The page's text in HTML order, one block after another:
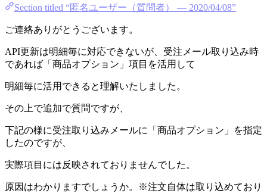
Section titled “匿名ユーザー（質問者） — 2020/04/08”
ご連絡ありがとうございます。
API更新は明細毎に対応できないが、受注メール取り込み時
であれば「商品オプション」項目を活用して
明細毎に活用できると理解いたしました。
その上で追加で質問ですが、
下記の様に受注取り込みメールに「商品オプション」を指定
したのですが、
実際項目には反映されておりませんでした。
原因はわかりますでしょうか。※注文自体は取り込めており